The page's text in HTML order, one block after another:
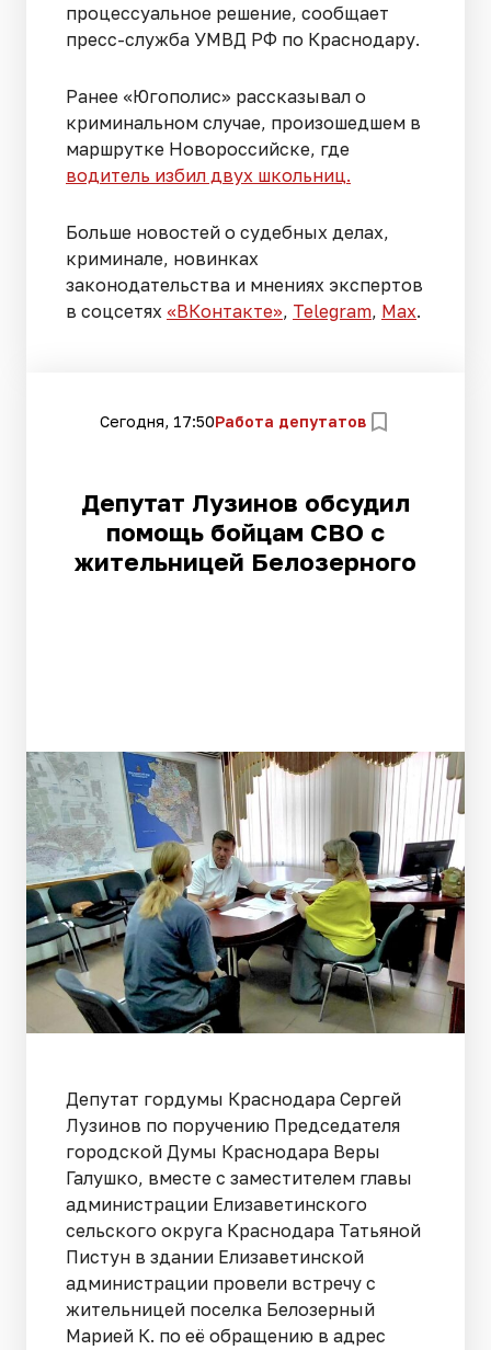
процессуальное решение, сообщает
пресс-служба УМВД РФ по Краснодару.
Ранее «Югополис» рассказывал о
криминальном случае, произошедшем в
маршрутке Новороссийске, где
водитель избил двух школьниц.
Больше новостей о судебных делах,
криминале, новинках
законодательства и мнениях экспертов
в соцсетях «ВКонтакте», Telegram, Мах.
Сегодня, 17:50Работа депутатов
Депутат Лузинов обсудил
помощь бойцам СВО с
жительницей Белозерного
Депутат гордумы Краснодара Сергей
Лузинов по поручению Председателя
городской Думы Краснодара Веры
Галушко, вместе с заместителем главы
администрации Елизаветинского
сельского округа Краснодара Татьяной
Пистун в здании Елизаветинской
администрации провели встречу с
жительницей поселка Белозерный
Марией К. по её обращению в адрес